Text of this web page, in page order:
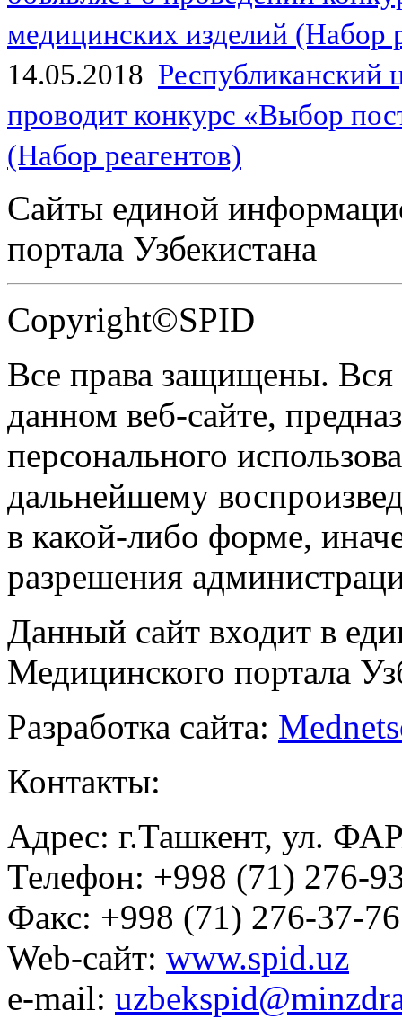
медицинских изделий (Набор
14.05.2018
проводит конкурс «Выбор
(Набор реагентов)
Сайты единой
портала Узбекистана
Copyright©SPID
Все права защищены.
данном веб-сайте,
персонального
дальнейшему
в какой-либо форме,
разрешения
Данный сайт входит в
Медицинского портала
Разработка сайта:
Контакты:
Адрес: г.Ташкент, ул.
Телефон: +998 (71) 276-
Факс: +998 (71) 276-37-76
Web-сайт: www.spid.uz
e-mail: